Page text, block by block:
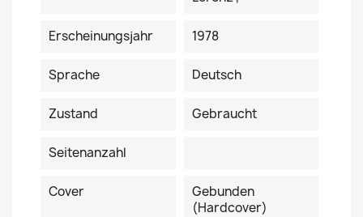
Erscheinungsjahr 1978
Sprache Deutsch
Zustand Gebraucht
Seitenanzahl
Cover
Gebunden
(Hardcover)